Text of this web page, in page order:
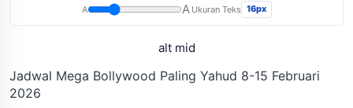
A A Ukuran Teks 16px
alt mid
Jadwal Mega Bollywood Paling Yahud 8-15 Februari
2026